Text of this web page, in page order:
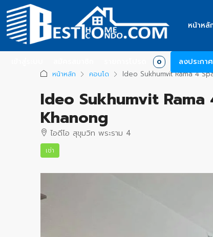
หน้าหลั
0 ลงประกาศ
หน้าหลัก คอนโด Ideo Sukhumvit Rama 4
Ideo Sukhumvit Rama
Khanong
ไอดีโอ สุขุมวิท พระราม 4
เช่า